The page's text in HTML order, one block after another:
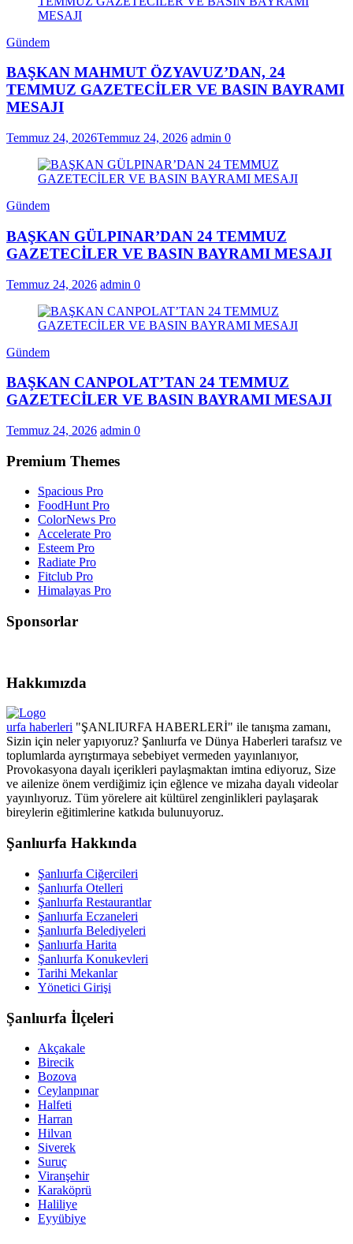
Gündem
BAŞKAN MAHMUT ÖZYAVUZ’DAN, 24
TEMMUZ GAZETECİLER VE BASIN BAYRAMI
MESAJI
Temmuz 24, 2026Temmuz 24, 2026 admin 0
Gündem
BAŞKAN GÜLPINAR’DAN 24 TEMMUZ
GAZETECİLER VE BASIN BAYRAMI MESAJI
Temmuz 24, 2026 admin 0
Gündem
BAŞKAN CANPOLAT’TAN 24 TEMMUZ
GAZETECİLER VE BASIN BAYRAMI MESAJI
Temmuz 24, 2026 admin 0
Premium Themes
Spacious Pro
FoodHunt Pro
ColorNews Pro
Accelerate Pro
Esteem Pro
Radiate Pro
Fitclub Pro
Himalayas Pro
Sponsorlar
Hakkımızda
urfa haberleri "ŞANLIURFA HABERLERİ" ile tanışma zamanı,
Sizin için neler yapıyoruz? Şanlıurfa ve Dünya Haberleri tarafsız ve
toplumlarda ayrıştırmaya sebebiyet vermeden yayınlanıyor,
Provokasyona dayalı içerikleri paylaşmaktan imtina ediyoruz, Size
ve ailenize önem verdiğimiz için eğlence ve mizaha dayalı videolar
yayınlıyoruz. Tüm yörelere ait kültürel zenginlikleri paylaşarak
bireylerin eğitimlerine katkıda bulunuyoruz.
Şanlıurfa Hakkında
Şanlıurfa Ciğercileri
Şanlıurfa Otelleri
Şanlıurfa Restaurantlar
Şanlıurfa Eczaneleri
Şanlıurfa Belediyeleri
Şanlıurfa Harita
Şanlıurfa Konukevleri
Tarihi Mekanlar
Yönetici Girişi
Şanlıurfa İlçeleri
Akçakale
Birecik
Bozova
Ceylanpınar
Halfeti
Harran
Hilvan
Siverek
Suruç
Viranşehir
Karaköprü
Haliliye
Eyyübiye